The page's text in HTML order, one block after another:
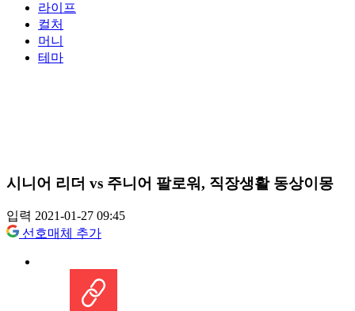
라이프
컬처
머니
테마
시니어 리더 vs 주니어 팔로워, 직장생활 동상이몽
입력 2021-01-27 09:45
선호매체 추가